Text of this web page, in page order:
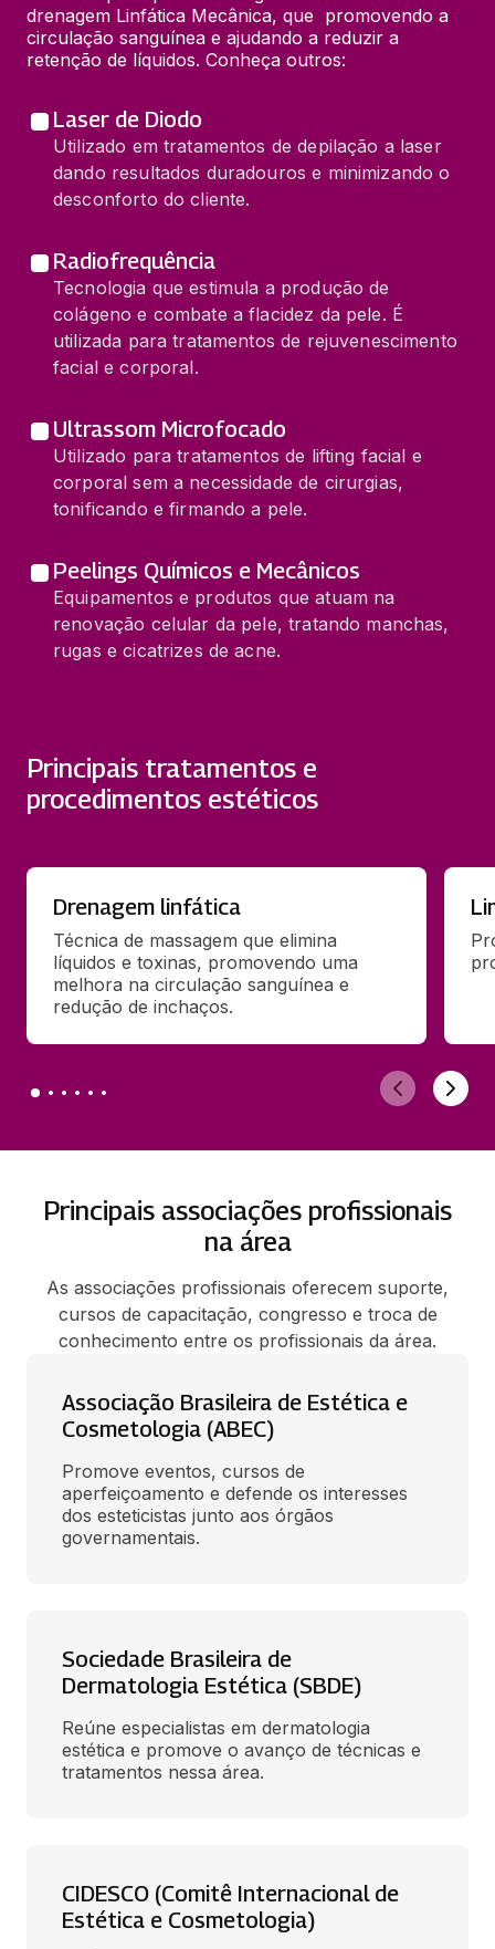
drenagem Linfática Mecânica, que  promovendo a
circulação sanguínea e ajudando a reduzir a
retenção de líquidos. Conheça outros:
Laser de Diodo
Utilizado em tratamentos de depilação a laser
dando resultados duradouros e minimizando o
desconforto do cliente.
Radiofrequência
Tecnologia que estimula a produção de
colágeno e combate a flacidez da pele. É
utilizada para tratamentos de rejuvenescimento
facial e corporal.
Ultrassom Microfocado
Utilizado para tratamentos de lifting facial e
corporal sem a necessidade de cirurgias,
tonificando e firmando a pele.
Peelings Químicos e Mecânicos
Equipamentos e produtos que atuam na
renovação celular da pele, tratando manchas,
rugas e cicatrizes de acne.
Principais tratamentos e
procedimentos estéticos
Drenagem linfática
Técnica de massagem que elimina
líquidos e toxinas, promovendo uma
melhora na circulação sanguínea e
redução de inchaços.
Principais associações profissionais
na área
As associações profissionais oferecem suporte,
cursos de capacitação, congresso e troca de
conhecimento entre os profissionais da área.
Associação Brasileira de Estética e
Cosmetologia (ABEC)
Promove eventos, cursos de
aperfeiçoamento e defende os interesses
dos esteticistas junto aos órgãos
governamentais.
Sociedade Brasileira de
Dermatologia Estética (SBDE)
Reúne especialistas em dermatologia
estética e promove o avanço de técnicas e
tratamentos nessa área.
CIDESCO (Comitê Internacional de
Estética e Cosmetologia)